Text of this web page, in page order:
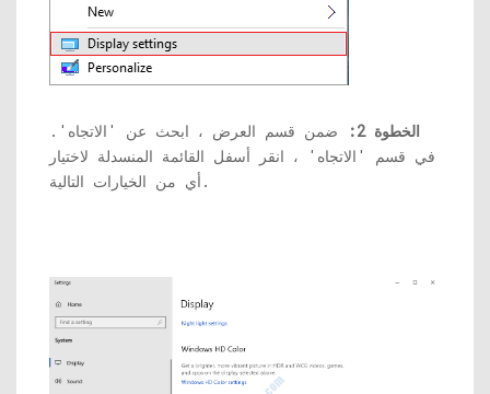
الخطوة 2:
ضمن قسم العرض ، ابحث عن 'الاتجاه'.
في قسم 'الاتجاه' ، انقر أسفل القائمة المنسدلة لاختيار
أي من الخيارات التالية.